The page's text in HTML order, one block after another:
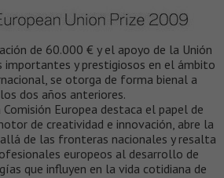
de 60.000 € y el apoyo de la Unión
importantes y prestigiosos en el ámbito
se otorga de forma bienal a
dos años anteriores.
Europea destaca el papel de
de creatividad e innovación, abre la
de las fronteras nacionales y resalta
europeos al desarrollo de
que influyen en la vida cotidiana de